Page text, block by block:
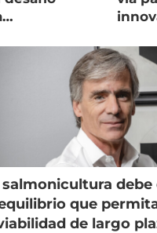
salmonicultura
que
de largo